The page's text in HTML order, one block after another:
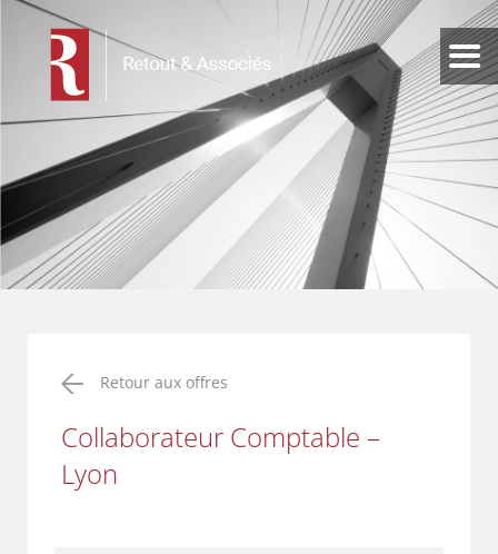
Retour aux offres
Collaborateur Comptable –
Lyon